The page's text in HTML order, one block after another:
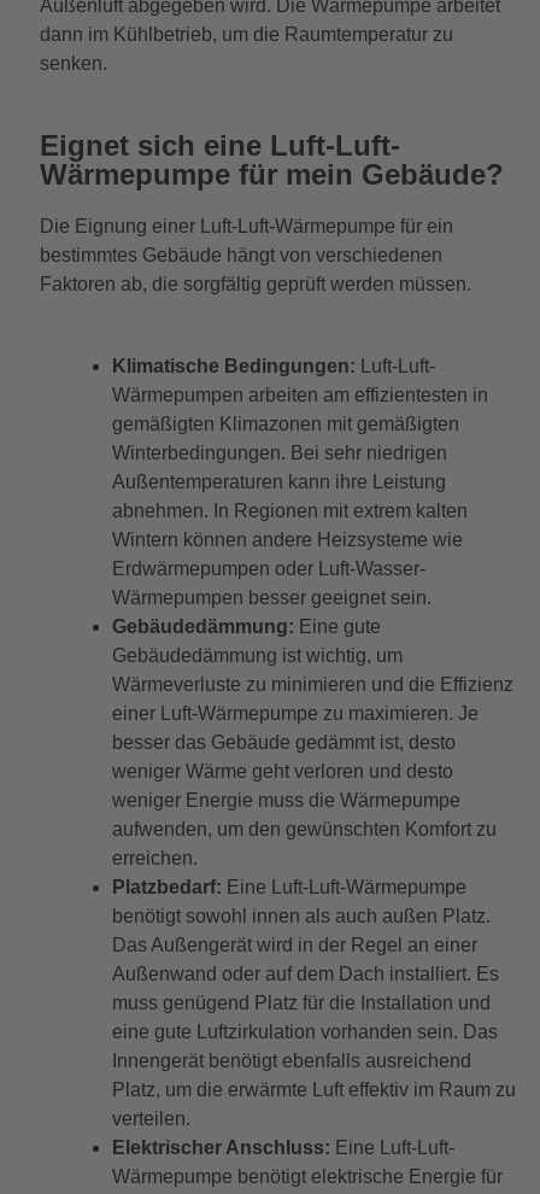
Außenluft abgegeben wird. Die Wärmepumpe arbeitet
dann im Kühlbetrieb, um die Raumtemperatur zu
senken.
Eignet sich eine Luft-Luft-
Wärmepumpe für mein Gebäude?
Die Eignung einer Luft-Luft-Wärmepumpe für ein
bestimmtes Gebäude hängt von verschiedenen
Faktoren ab, die sorgfältig geprüft werden müssen.
Klimatische Bedingungen: Luft-Luft-
Wärmepumpen arbeiten am effizientesten in
gemäßigten Klimazonen mit gemäßigten
Winterbedingungen. Bei sehr niedrigen
Außentemperaturen kann ihre Leistung
abnehmen. In Regionen mit extrem kalten
Wintern können andere Heizsysteme wie
Erdwärmepumpen oder Luft-Wasser-
Wärmepumpen besser geeignet sein.
Gebäudedämmung: Eine gute
Gebäudedämmung ist wichtig, um
Wärmeverluste zu minimieren und die Effizienz
einer Luft-Wärmepumpe zu maximieren. Je
besser das Gebäude gedämmt ist, desto
weniger Wärme geht verloren und desto
weniger Energie muss die Wärmepumpe
aufwenden, um den gewünschten Komfort zu
erreichen.
Platzbedarf: Eine Luft-Luft-Wärmepumpe
benötigt sowohl innen als auch außen Platz.
Das Außengerät wird in der Regel an einer
Außenwand oder auf dem Dach installiert. Es
muss genügend Platz für die Installation und
eine gute Luftzirkulation vorhanden sein. Das
Innengerät benötigt ebenfalls ausreichend
Platz, um die erwärmte Luft effektiv im Raum zu
verteilen.
Elektrischer Anschluss: Eine Luft-Luft-
Wärmepumpe benötigt elektrische Energie für